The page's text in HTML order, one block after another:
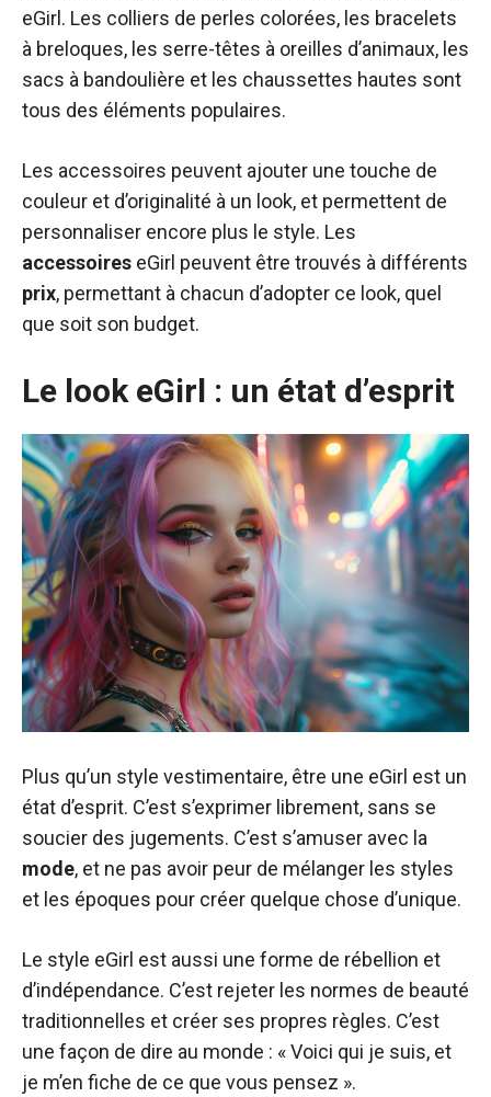
eGirl. Les colliers de perles colorées, les bracelets
à breloques, les serre-têtes à oreilles d’animaux, les
sacs à bandoulière et les chaussettes hautes sont
tous des éléments populaires.
Les accessoires peuvent ajouter une touche de
couleur et d’originalité à un look, et permettent de
personnaliser encore plus le style. Les
accessoires eGirl peuvent être trouvés à différents
prix, permettant à chacun d’adopter ce look, quel
que soit son budget.
Le look eGirl : un état d’esprit
Plus qu’un style vestimentaire, être une eGirl est un
état d’esprit. C’est s’exprimer librement, sans se
soucier des jugements. C’est s’amuser avec la
mode, et ne pas avoir peur de mélanger les styles
et les époques pour créer quelque chose d’unique.
Le style eGirl est aussi une forme de rébellion et
d’indépendance. C’est rejeter les normes de beauté
traditionnelles et créer ses propres règles. C’est
une façon de dire au monde : « Voici qui je suis, et
je m’en fiche de ce que vous pensez ».